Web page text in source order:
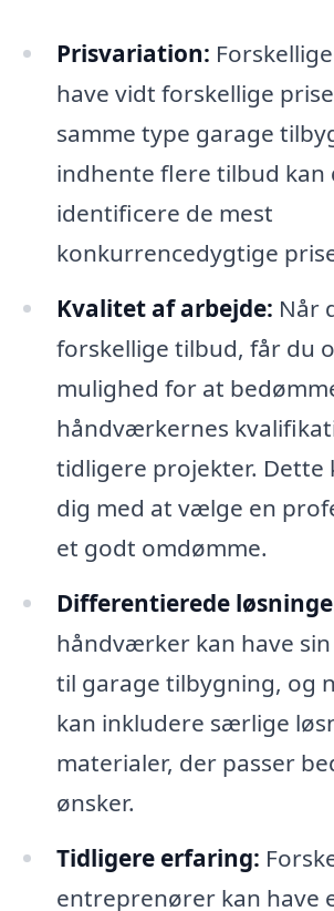
Prisvariation:
have vidt forskellige
samme type garage
indhente flere tilbud kan
identificere de mest
konkurrencedygtige
Kvalitet af arbejde: Når
forskellige tilbud, får du
mulighed for at
håndværkernes
tidligere projekter. Dette
dig med at vælge en
et godt omdømme.
Differentierede
håndværker kan have
til garage tilbygning, og
kan inkludere særlige
materialer, der passer
ønsker.
Tidligere erfaring:
entreprenører kan have